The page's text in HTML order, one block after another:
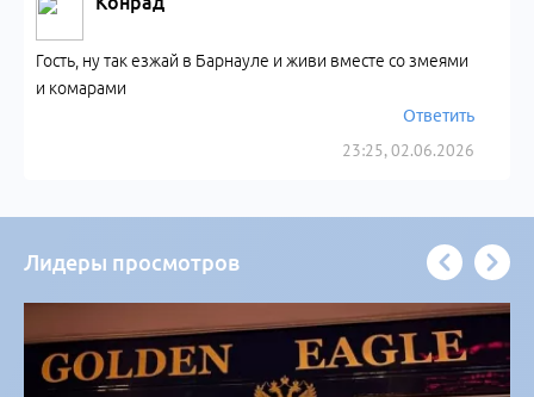
23:25, 02.06.2026
Гость, ну так езжай в Барнауле и живи вместе со змеями
и комарами
Ответить
Лидеры просмотров